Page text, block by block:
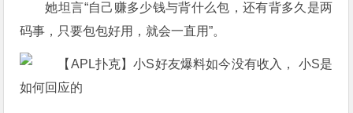
她坦言“自己赚多少钱与背什么包，还有背多久是两
码事，只要包包好用，就会一直用”。